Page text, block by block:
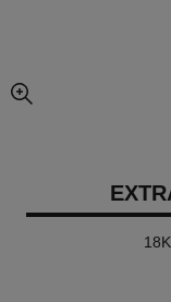
forstørret visning av bildet